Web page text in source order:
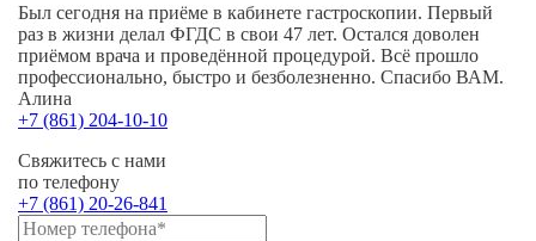
Был сегодня на приёме в кабинете гастроскопии. Первый
раз в жизни делал ФГДС в свои 47 лет. Остался доволен
приёмом врача и проведённой процедурой. Всё прошло
профессионально, быстро и безболезненно. Спасибо ВАМ.
Алина
+7 (861) 204-10-10
Свяжитесь с нами
по телефону
+7 (861) 20-26-841